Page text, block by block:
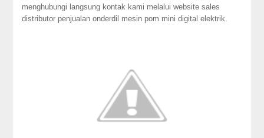
menghubungi langsung kontak kami melalui website sales
distributor penjualan onderdil mesin pom mini digital elektrik.